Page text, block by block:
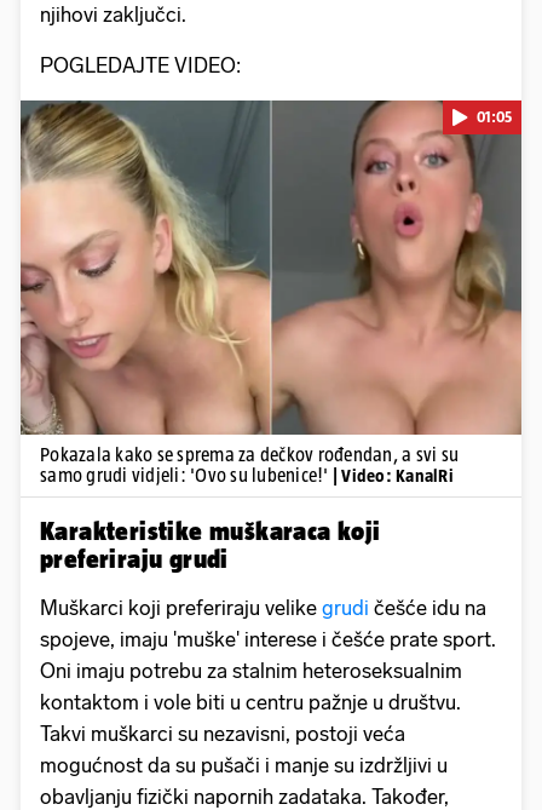
njihovi zaključci.
POGLEDAJTE VIDEO:
Pokretanje videa...
01:05
Pokazala kako se sprema za dečkov rođendan, a svi su
samo grudi vidjeli: 'Ovo su lubenice!'
| Video: KanalRi
Karakteristike muškaraca koji
preferiraju grudi
Muškarci koji preferiraju velike grudi češće idu na
spojeve, imaju 'muške' interese i češće prate sport.
Oni imaju potrebu za stalnim heteroseksualnim
kontaktom i vole biti u centru pažnje u društvu.
Takvi muškarci su nezavisni, postoji veća
mogućnost da su pušači i manje su izdržljivi u
obavljanju fizički napornih zadataka. Također,